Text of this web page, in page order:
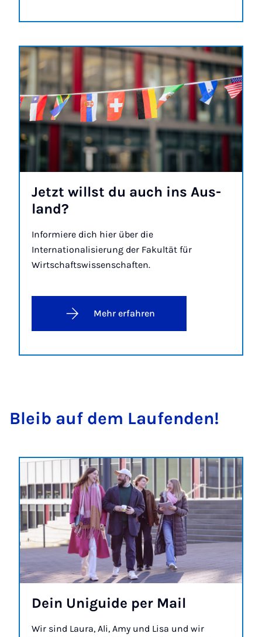
Jetzt willst du auch ins Aus­
land?
Informiere dich hier über die
Internationalisierung der Fakultät für
Wirtschaftswissenschaften.
Mehr erfahren
Bleib auf dem Lau­fen­den!
Dein Un­i­gui­de per Mail
Wir sind Laura, Ali, Amy und Lisa und wir